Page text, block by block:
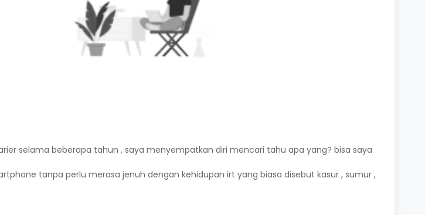
selama beberapa tahun , saya menyempatkan diri mencari tahu apa yang? bisa saya
tanpa perlu merasa jenuh dengan kehidupan irt yang biasa disebut kasur , sumur ,